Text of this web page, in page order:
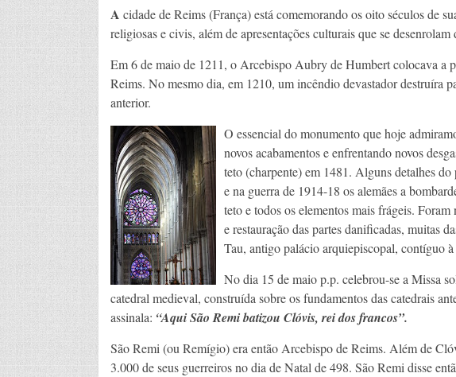
A cidade de Reims (França) está comemorando os oito séculos de
religiosas e civis, além de apresentações culturais que se
Em 6 de maio de 1211, o Arcebispo Aubry de Humbert colocava a
Reims. No mesmo dia, em 1210, um incêndio devastador destruíra
anterior.
O essencial do monumento que hoje
novos acabamentos e enfrentando novos
teto (charpente) em 1481. Alguns detalhes
e na guerra de 1914-18 os alemães a
teto e todos os elementos mais frágeis.
e restauração das partes danificadas, muitas
Tau, antigo palácio arquiepiscopal, contíguo à
No dia 15 de maio p.p. celebrou-se a Missa
catedral medieval, construída sobre os fundamentos das catedrais
assinala: “Aqui São Remi batizou Clóvis, rei dos francos”.
São Remi (ou Remígio) era então Arcebispo de Reims. Além de
3.000 de seus guerreiros no dia de Natal de 498. São Remi disse